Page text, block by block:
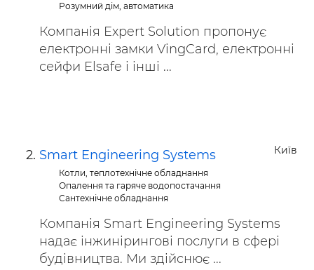
Розумний дім, автоматика
Компанія Expert Solution пропонує
електронні замки VingCard, електронні
сейфи Elsafe і інші ...
Київ
Smart Engineering Systems
Котли, теплотехнічне обладнання
Опалення та гаряче водопостачання
Сантехнічне обладнання
Компанія Smart Engineering Systems
надає інжинірингові послуги в сфері
будівництва. Ми здійснює ...